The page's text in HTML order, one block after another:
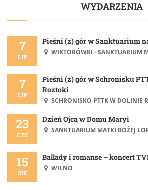
WYDARZENIA
7
LIP
Pieśni (z) gór w Sanktuarium
WIKTORÓWKI - SANKTUARIUM
7
LIP
Pieśni (z) gór w Schronisku
Roztoki
SCHRONISKO PTTK W DOLINIE
23
CZE
Dzień Ojca w Domu Maryi
SANKTUARIUM MATKI BOŻEJ
15
SIE
Ballady i romanse – koncert
WILNO